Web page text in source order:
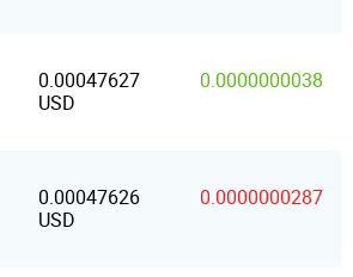
0.00047627
USD
0.0000000038
0.00047626
USD
0.0000000287